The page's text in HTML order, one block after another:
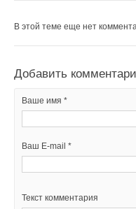
В этой теме еще нет
Добавить
Ваше имя *
Ваш E-mail *
Текст комментария